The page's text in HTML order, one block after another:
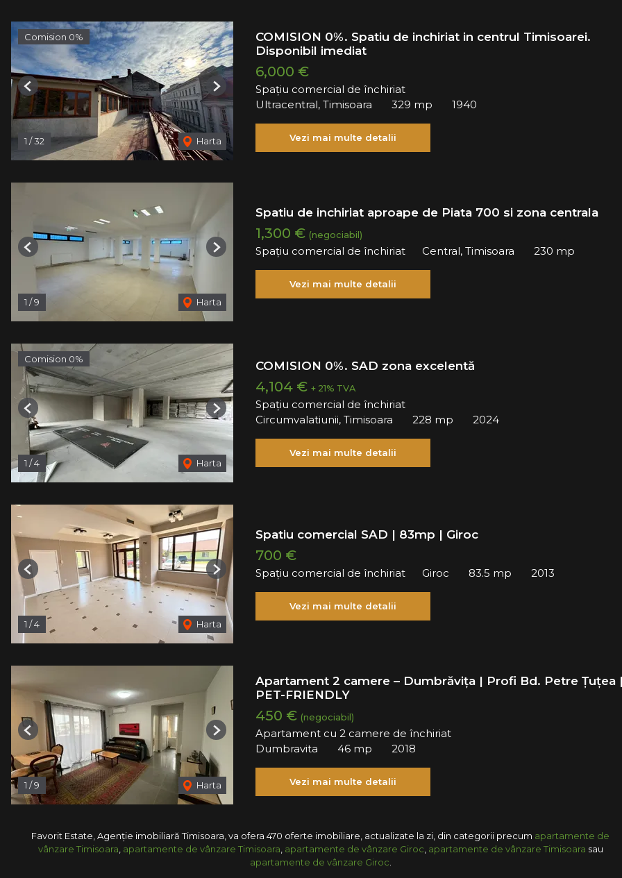
Comision 0%
1 /32 Harta
Previous Next
COMISION 0%. Spatiu de inchiriat in centrul Timisoarei.
Disponibil imediat
6,000 €
Spațiu comercial de închiriat
Ultracentral, Timisoara
329 mp 1940
Vezi mai multe detalii
1 /9 Harta
Previous Next
Spatiu de inchiriat aproape de Piata 700 si zona centrala
1,300 € (negociabil)
Spațiu comercial de închiriat Central, Timisoara 230 mp
Vezi mai multe detalii
Comision 0%
1 /4 Harta
Previous Next
COMISION 0%. SAD zona excelentă
4,104 € + 21% TVA
Spațiu comercial de închiriat
Circumvalatiunii, Timisoara
228 mp 2024
Vezi mai multe detalii
1 /4 Harta
Previous Next
Spatiu comercial SAD | 83mp | Giroc
700 €
Spațiu comercial de închiriat Giroc 83.5 mp 2013
Vezi mai multe detalii
1 /9 Harta
Previous Next
Apartament 2 camere – Dumbrăvița | Profi Bd. Petre Țuțea
PET-FRIENDLY
450 € (negociabil)
Apartament cu 2 camere de închiriat
Dumbravita
46 mp 2018
Vezi mai multe detalii
Favorit Estate, Agenție imobiliară Timisoara, va ofera 470 oferte imobiliare, actualizate la zi, din categorii precum apartamente de
vânzare Timisoara apartamente de vânzare Timisoara apartamente de vânzare Giroc apartamente de vânzare Timisoara sau
apartamente de vânzare Giroc